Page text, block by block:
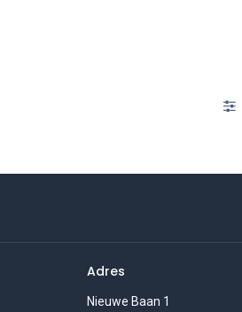
Adres
Nieuwe Baan 1